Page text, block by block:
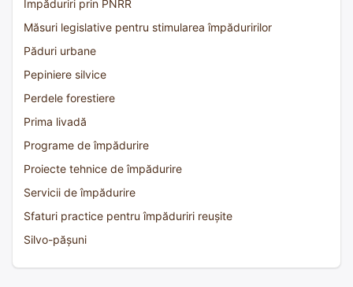
Împăduriri prin PNRR
Măsuri legislative pentru stimularea împăduririlor
Păduri urbane
Pepiniere silvice
Perdele forestiere
Prima livadă
Programe de împădurire
Proiecte tehnice de împădurire
Servicii de împădurire
Sfaturi practice pentru împăduriri reușite
Silvo-pășuni